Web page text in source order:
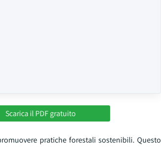
Scarica il PDF gratuito
pratiche forestali sostenibili. Questo